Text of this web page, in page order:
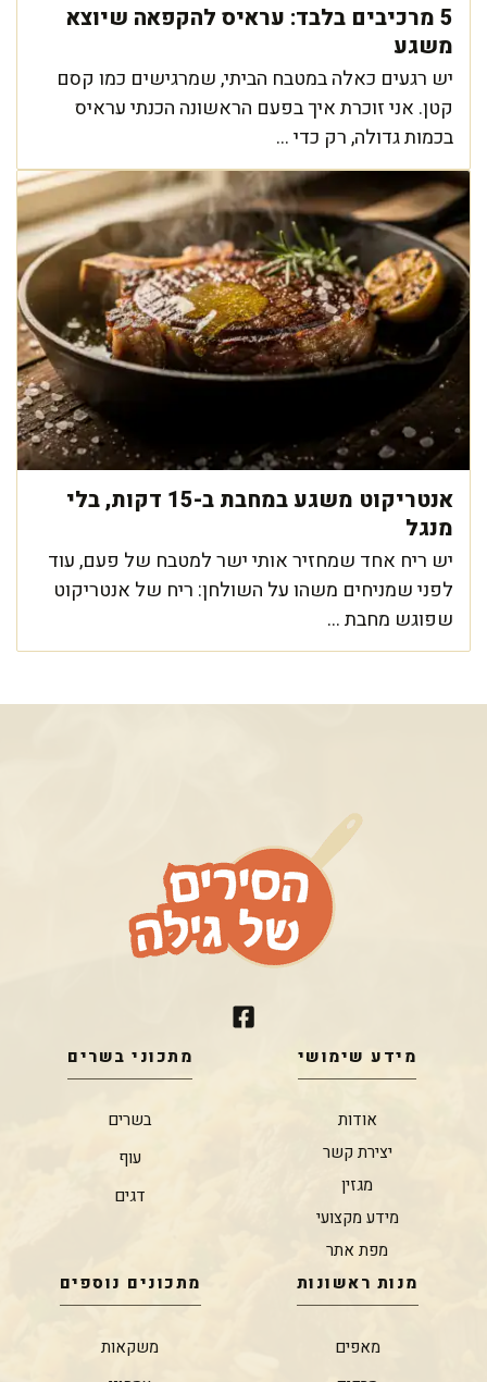
5 מרכיבים בלבד: עראיס להקפאה שיוצא
משגע
יש רגעים כאלה במטבח הביתי, שמרגישים כמו קסם
קטן. אני זוכרת איך בפעם הראשונה הכנתי עראיס
בכמות גדולה, רק כדי ...
אנטריקוט משגע במחבת ב-15 דקות, בלי
מנגל
יש ריח אחד שמחזיר אותי ישר למטבח של פעם, עוד
לפני שמניחים משהו על השולחן: ריח של אנטריקוט
שפוגש מחבת ...
מידע שימושי
אודות
יצירת קשר
מגזין
מידע מקצועי
מפת אתר
מתכוני בשרים
בשרים
עוף
דגים
מנות ראשונות
מאפים
מתכונים נוספים
משקאות